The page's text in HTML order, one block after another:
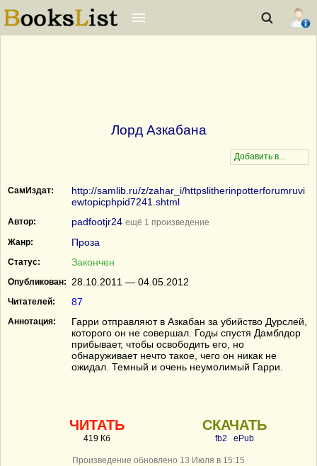
Лорд Азкабана
СамИздат:
http://samlib.ru/z/zahar_i/httpslitherinpotterforumruvi
ewtopicphpid7241.shtml
Автор: padfootjr24 ещё 1 произведение
Жанр:
Проза
Статус: Закончен
Опубликован: 28.10.2011 — 04.05.2012
Читателей: 87
Аннотация:
Гарри отправляют в Азкабан за убийство Дурслей,
которого он не совершал. Годы спустя Дамблдор
прибывает, чтобы освободить его, но
обнаруживает нечто такое, чего он никак не
ожидал. Темный и очень неумолимый Гарри.
ЧИТАТЬ
419 Кб
СКАЧАТЬ
fb2 ePub
Произведение обновлено 13 Июля в 15:15